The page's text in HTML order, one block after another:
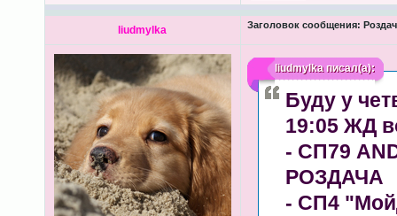
liudmylka Заголовок сообщения:
liudmylkaписал(а):
Буду у
19:05 ЖД
- СП79
РОЗДАЧА
- СП4